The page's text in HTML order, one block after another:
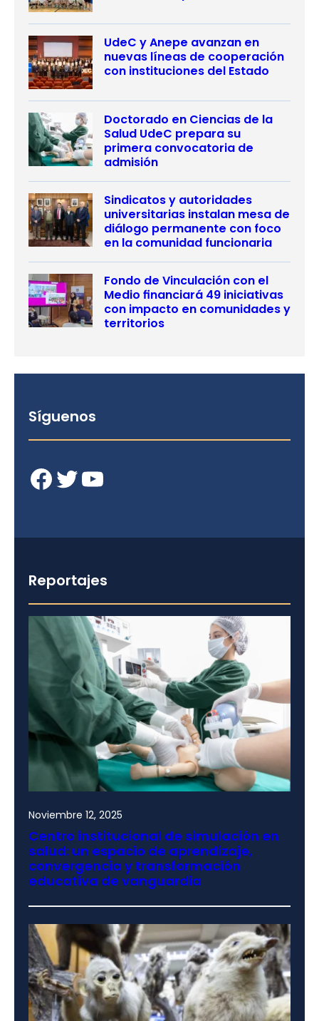
UdeC y Anepe avanzan en
nuevas líneas de cooperación
con instituciones del Estado
Doctorado en Ciencias de la
Salud UdeC prepara su
primera convocatoria de
admisión
Sindicatos y autoridades
universitarias instalan mesa de
diálogo permanente con foco
en la comunidad funcionaria
Fondo de Vinculación con el
Medio financiará 49 iniciativas
con impacto en comunidades y
territorios
Síguenos
Facebook Twitter YouTube
Reportajes
Noviembre 12, 2025
Centro institucional de simulación en
salud: un espacio de aprendizaje,
convergencia y transformación
educativa de vanguardia